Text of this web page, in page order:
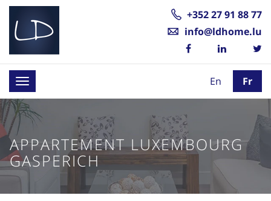
+352 27 91 88 77
info@ldhome.lu
Toggle
navigation
En Fr
APPARTEMENT LUXEMBOURG
GASPERICH